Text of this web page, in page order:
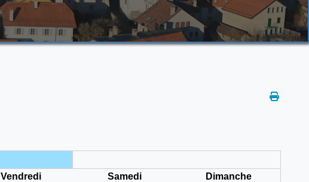
Vendredi Samedi Dimanche